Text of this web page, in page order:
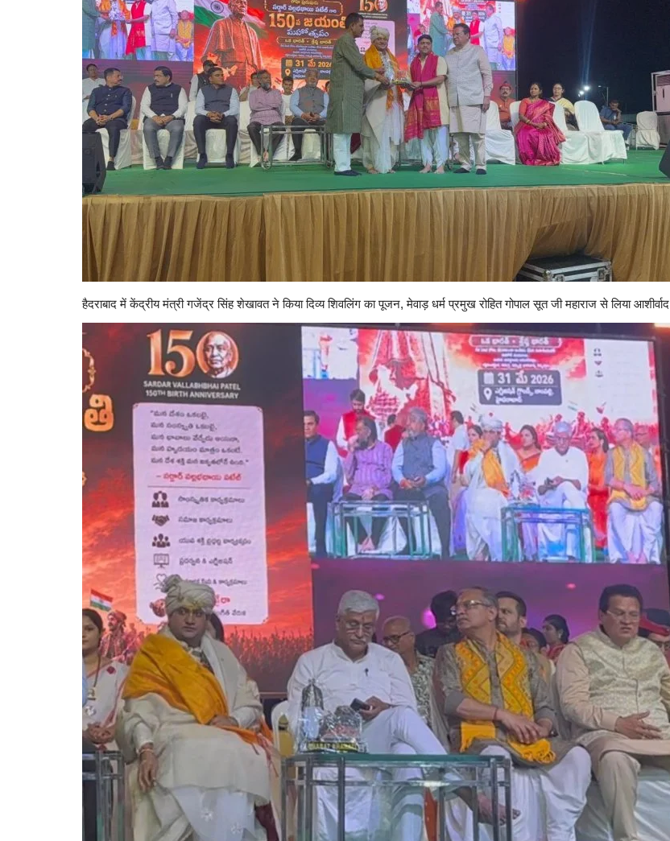
हैदराबाद में केंद्रीय मंत्री गजेंद्र सिंह शेखावत ने किया दिव्य शिवलिंग का पूजन, मेवाड़ धर्म प्रमुख रोहित गोपाल सूत जी महाराज से लिया आशीर्वाद